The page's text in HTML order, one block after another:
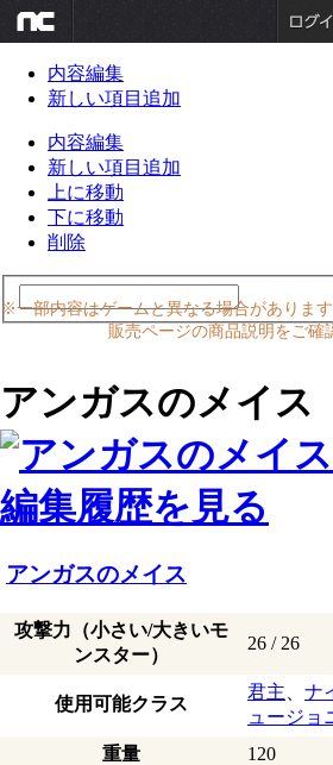
内容編集
新しい項目追加
内容編集
新しい項目追加
上に移動
下に移動
削除
※一部内容はゲームと異なる場合がありま
販売ページの商品説明をご確
アンガスのメイス
編集履歴を見る
アンガスのメイス
攻撃力（小さい/大きいモ
ンスター）
26 / 26
使用可能クラス
君主 ナ
ュージョ
重量
120